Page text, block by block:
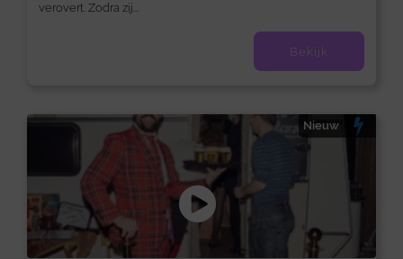
verovert. Zodra zij...
Bekijk
Nieuw